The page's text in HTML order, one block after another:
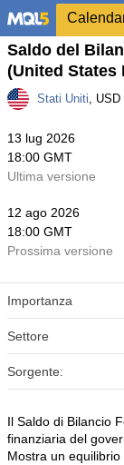
Saldo del
(United States
Stati Uniti, USD
13 lug 2026
18:00 GMT
Ultima versione
12 ago 2026
18:00 GMT
Prossima versione
Importanza
Settore
Sorgente:
Il Saldo di Bilancio
finanziaria del
Mostra un